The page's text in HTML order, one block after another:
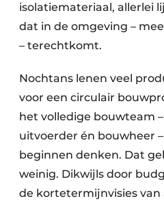
isolatiemateriaal, allerlei
dat in de omgeving –
– terechtkomt.
Nochtans lenen veel
voor een circulair
het volledige bouwteam
uitvoerder én bouwheer
beginnen denken. Dat
weinig. Dikwijls door
de kortetermijnvisies van